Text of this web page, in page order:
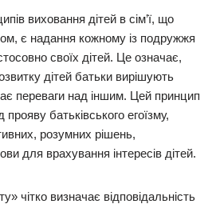
виховання дітей в сім’ї, що
є надання кожному із подружжя
своїх дітей. Це означає,
дітей батьки вирішують
переваги над іншим. Цей принцип
прояву батьківського егоїзму,
розумних рішень,
для врахування інтересів дітей.
чітко визначає відповідальність